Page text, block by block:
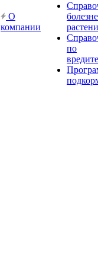
О
компании
по